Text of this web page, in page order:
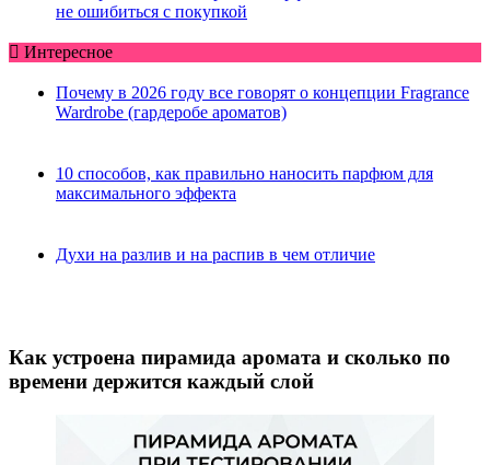
не ошибиться с покупкой
Интересное
Почему в 2026 году все говорят о концепции Fragrance
Wardrobe (гардеробе ароматов)
10 способов, как правильно наносить парфюм для
максимального эффекта
Духи на разлив и на распив в чем отличие
Как устроена пирамида аромата и сколько по
времени держится каждый слой